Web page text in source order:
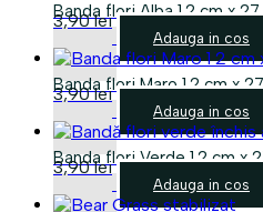
Banda flori Alba 1.2 cm x
3,90lei
Adauga in cos
Banda flori Maro 1.2 cm x
3,90lei
Adauga in cos
Banda flori Verde 1.2 cm x
3,90lei
Adauga in cos